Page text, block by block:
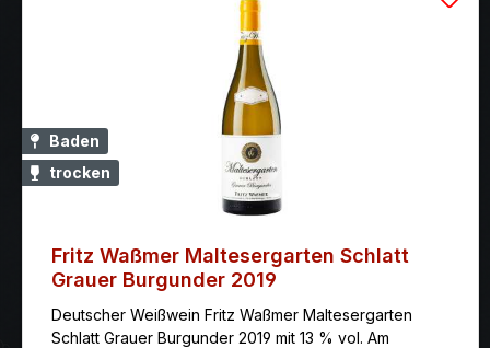
Baden
trocken
Fritz Waßmer Maltesergarten Schlatt
Grauer Burgunder 2019
Deutscher Weißwein Fritz Waßmer Maltesergarten
Schlatt Grauer Burgunder 2019 mit 13 % vol. Am